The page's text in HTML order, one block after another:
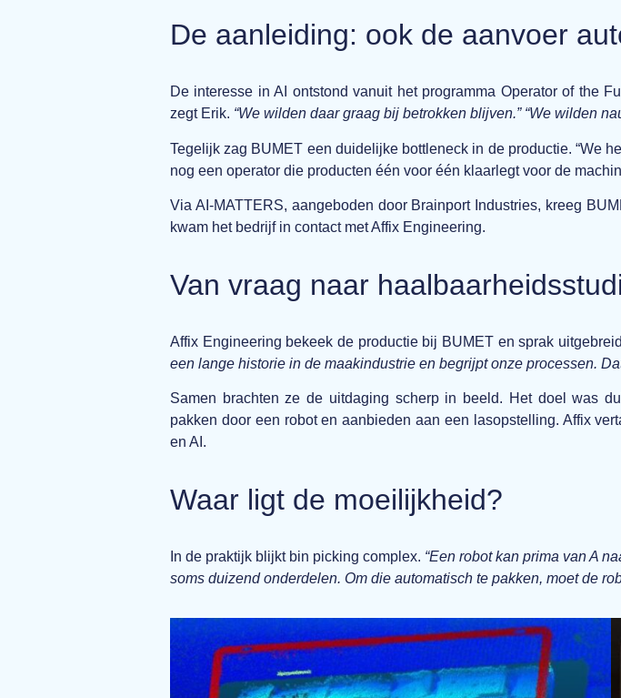
De aanleiding: ook de aanvoer
De interesse in AI ontstond vanuit het programma Operator of the
zegt Erik. “We wilden daar graag bij betrokken blijven.” “We wilden
Tegelijk zag BUMET een duidelijke bottleneck in de productie. “We
nog een operator die producten één voor één klaarlegt voor de
Via AI-MATTERS, aangeboden door Brainport Industries, kreeg
kwam het bedrijf in contact met Affix Engineering.
Van vraag naar
Affix Engineering bekeek de productie bij BUMET en sprak
een lange historie in de maakindustrie en begrijpt onze processen.
Samen brachten ze de uitdaging scherp in beeld. Het doel was
pakken door een robot en aanbieden aan een lasopstelling. Affix
en AI.
Waar ligt de moeilijkheid?
In de praktijk blijkt bin picking complex. “Een robot kan prima van A
soms duizend onderdelen. Om die automatisch te pakken, moet de